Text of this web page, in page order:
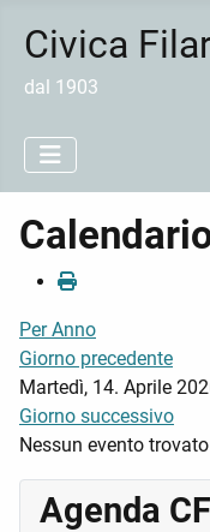
Civica
dal 1903
Per Anno
Giorno precedente
Martedì, 14. Aprile
Giorno successivo
Nessun evento trovato
Agenda